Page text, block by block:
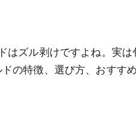
はズル剥けですよね。実は
の特徴、選び方、おすす